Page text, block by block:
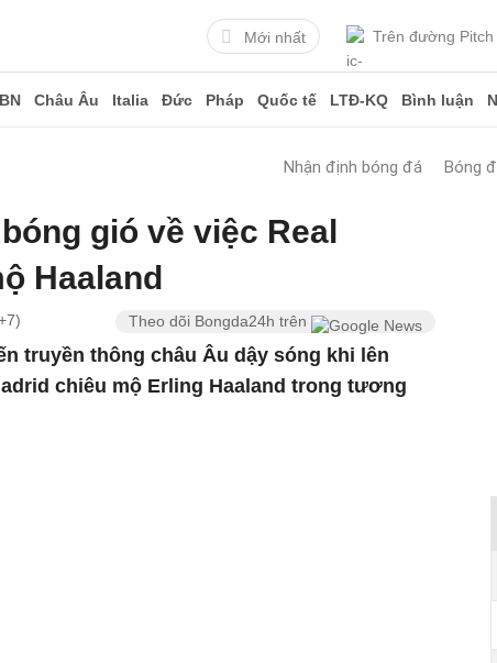
Mới nhất Trên đường Pitch
Châu Âu Italia Đức Pháp Quốc tế LTĐ-KQ Bình luận
Nhận định bóng đá Bóng
gió về việc Real
Haaland
Theo dõi Bongda24h trên
truyền thông châu Âu dậy sóng khi lên
chiêu mộ Erling Haaland trong tương